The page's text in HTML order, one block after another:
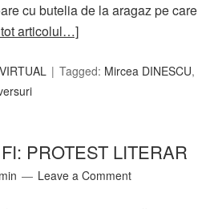
cu butelia de la aragaz pe care
articolul…]
Tagged: Mircea DINESCU,
PROTEST LITERAR
Leave a Comment